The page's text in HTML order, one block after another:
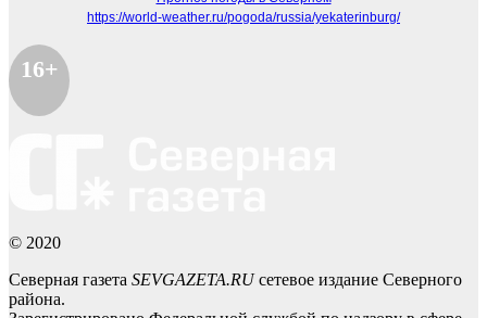
https://world-weather.ru/pogoda/russia/yekaterinburg/
16+
© 2020
Северная газета SEVGAZETA.RUсетевое издание Северного
района.